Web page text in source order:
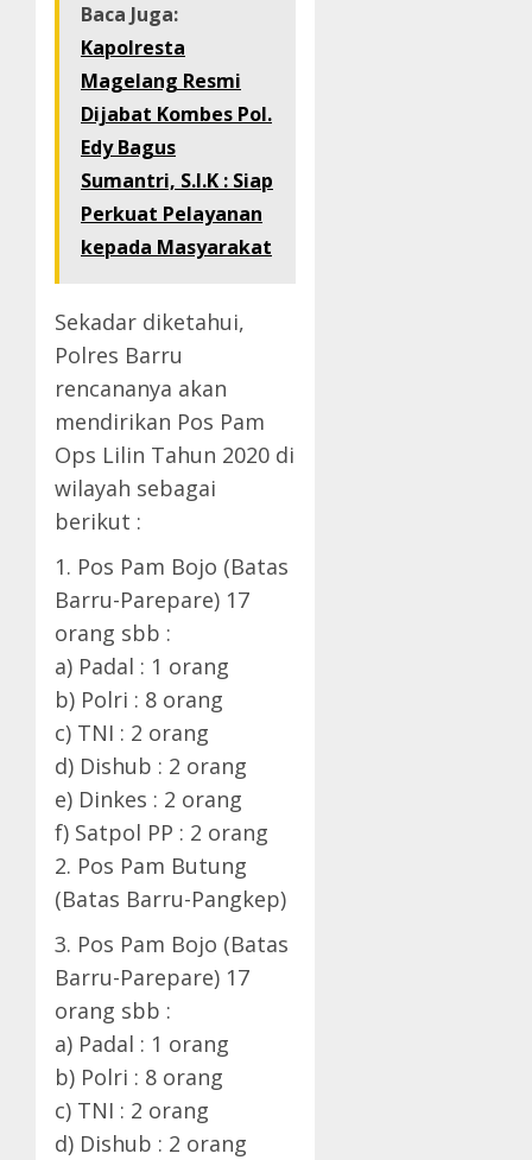
Baca Juga:
Kapolresta
Magelang Resmi
Dijabat Kombes Pol.
Edy Bagus
Sumantri, S.I.K : Siap
Perkuat Pelayanan
kepada Masyarakat
Sekadar diketahui,
Polres Barru
rencananya akan
mendirikan Pos Pam
Ops Lilin Tahun 2020 di
wilayah sebagai
berikut :
1. Pos Pam Bojo (Batas
Barru-Parepare) 17
orang sbb :
a) Padal : 1 orang
b) Polri : 8 orang
c) TNI : 2 orang
d) Dishub : 2 orang
e) Dinkes : 2 orang
f) Satpol PP : 2 orang
2. Pos Pam Butung
(Batas Barru-Pangkep)
3. Pos Pam Bojo (Batas
Barru-Parepare) 17
orang sbb :
a) Padal : 1 orang
b) Polri : 8 orang
c) TNI : 2 orang
d) Dishub : 2 orang